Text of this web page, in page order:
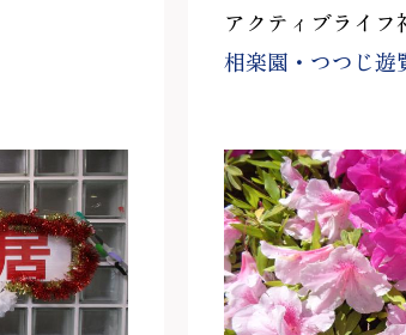
アクティブライフ
相楽園・つつじ遊